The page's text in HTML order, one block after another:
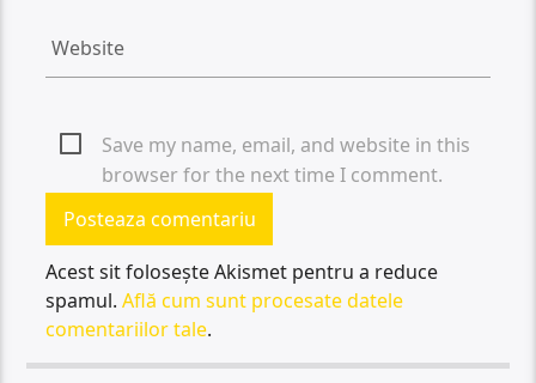
Save my name, email, and website in this
browser for the next time I comment.
Acest sit folosește Akismet pentru a reduce
spamul.Află cum sunt procesate datele
comentariilor tale.